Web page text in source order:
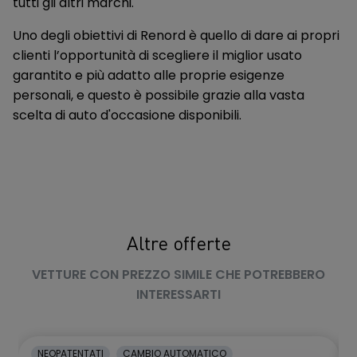
Radio DAB
Rear Automatic Braking
Rear Cross Traffic Alert
Rivestimento Sedili In Tessuto
Sedile Guida scorrevole, reclinabile, regolabile in altezza
manualmente
Uno degli obiettivi di Renord è quello di dare ai propri
clienti l’opportunità di scegliere il miglior usato
garantito e più adatto alle proprie esigenze
personali, e questo è possibile grazie alla vasta
scelta di auto d'occasione disponibili.
Altre offerte
VETTURE CON PREZZO SIMILE CHE POTREBBERO
INTERESSARTI
NEOPATENTATI CAMBIO AUTOMATICO